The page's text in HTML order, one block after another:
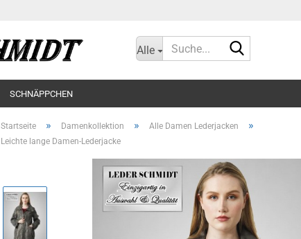
Alle
SCHNÄPPCHEN
Startseite » Damenkollektion » Alle Damen Lederjacken »
Leichte lange Damen-Lederjacke